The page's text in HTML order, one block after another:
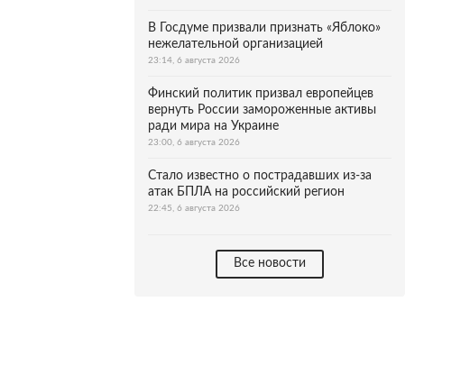
В Госдуме призвали признать «Яблоко»
нежелательной организацией
23:14, 6 августа 2026
Финский политик призвал европейцев
вернуть России замороженные активы
ради мира на Украине
23:00, 6 августа 2026
Стало известно о пострадавших из-за
атак БПЛА на российский регион
22:45, 6 августа 2026
Все новости